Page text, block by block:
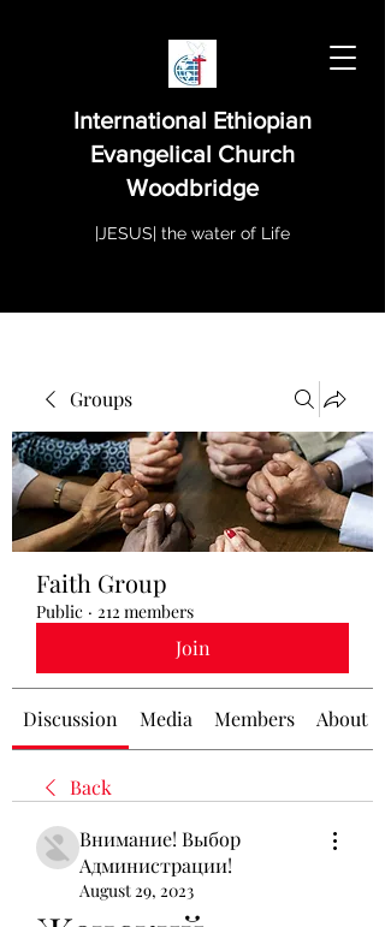
International Ethiopian
Evangelical Church
Woodbridge
|JESUS| the water of Life
Groups
Faith Group
Public · 212 members
Join
Discussion Media Members About
Back
Внимание! Выбор
Администрации!
August 29, 2023